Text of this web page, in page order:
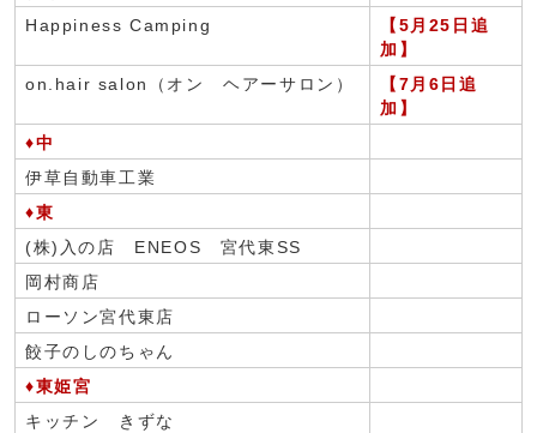
Happiness Camping
【5月25日追
加】
on.hair salon（オン ヘアーサロン）
【7月6日追
加】
♦中
伊草自動車工業
♦東
(株)入の店 ENEOS 宮代東SS
岡村商店
ローソン宮代東店
餃子のしのちゃん
♦東姫宮
キッチン きずな